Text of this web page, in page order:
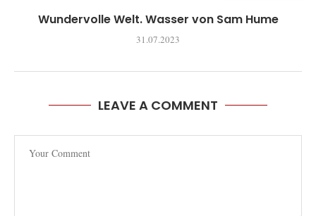
Wundervolle Welt. Wasser von Sam Hume
31.07.2023
LEAVE A COMMENT